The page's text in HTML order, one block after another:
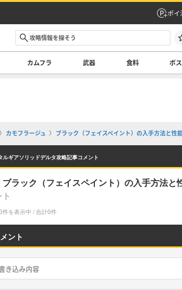
ポイ
カムフラ 武器 食料 ボ
カモフラージュ ブラック（フェイスペイント）の入手方法と性
ルギアソリッドデルタ攻略記事コメント
ブラック（フェイスペイント）の入手方法と
件を表示中 / 合計0件
ント